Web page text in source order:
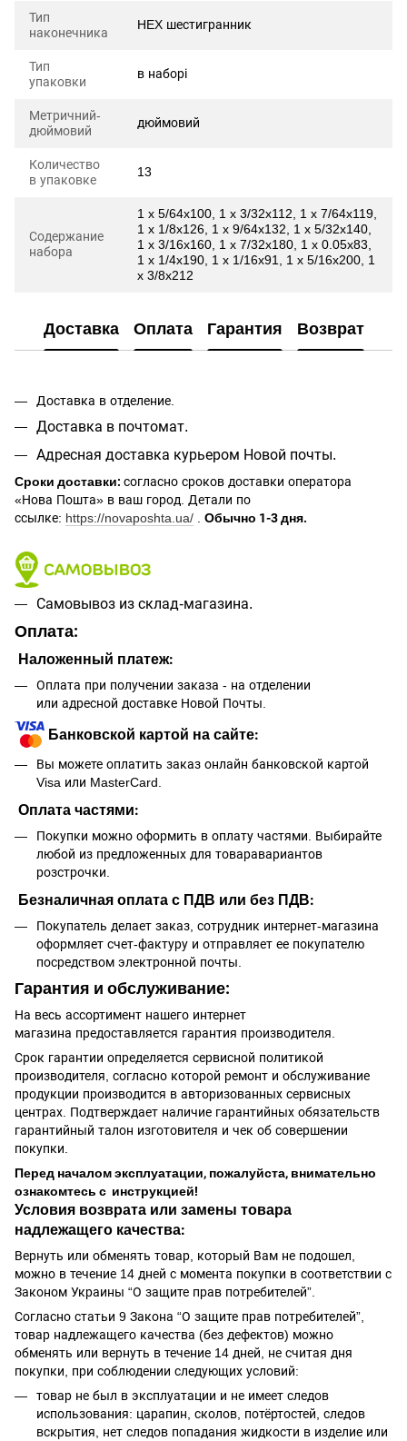
Тип
наконечника
HEX шестигранник
Тип
упаковки
в наборі
Метричний-
дюймовий
дюймовий
Количество
в упаковке
13
Содержание
набора
1 x 5/64x100, 1 x 3/32x112, 1 x 7/64x119,
1 x 1/8x126, 1 x 9/64x132, 1 x 5/32x140,
1 x 3/16x160, 1 x 7/32x180, 1 x 0.05x83,
1 x 1/4x190, 1 x 1/16x91, 1 x 5/16x200, 1
x 3/8x212
Доставка Оплата Гарантия Возврат
Доставка в отделение.
Доставка в почтомат.
Адресная доставка курьером Новой почты.
Сроки доставки: согласно сроков доставки оператора
«Нова Пошта» в ваш город. Детали по
ссылке: https://novaposhta.ua/ Обычно 1-3 дня.
Самовывоз из склад-магазина.
Оплата:
Наложенный платеж:
Оплата при получении заказа - на отделении
или адресной доставке Новой Почты.
Банковской картой на сайте:
Вы можете оплатить заказ онлайн банковской картой
Visa или MasterCard.
Оплата частями:
Покупки можно оформить в оплату частями. Выбирайте
любой из предложенных для товаравариантов
розстрочки.
Безналичная оплата с ПДВ или без ПДВ:
Покупатель делает заказ, сотрудник интернет-магазина
оформляет счет-фактуру и отправляет ее покупателю
посредством электронной почты.
Гарантия и обслуживание:
На весь ассортимент нашего интернет
магазина предоставляется гарантия производителя.
Срок гарантии определяется сервисной политикой
производителя, согласно которой ремонт и обслуживание
продукции производится в авторизованных сервисных
центрах. Подтверждает наличие гарантийных обязательств
гарантийный талон изготовителя и чек об совершении
покупки.
Перед началом эксплуатации, пожалуйста, внимательно
ознакомтесь с инструкцией!
Условия возврата или замены товара
надлежащего качества:
Вернуть или обменять товар, который Вам не подошел,
можно в течение 14 дней с момента покупки в соответствии с
Законом Украины “О защите прав потребителей”.
Согласно статьи 9 Закона “О защите прав потребителей”,
товар надлежащего качества (без дефектов) можно
обменять или вернуть в течение 14 дней, не считая дня
покупки, при соблюдении следующих условий:
товар не был в эксплуатации и не имеет следов
использования: царапин, сколов, потёртостей, следов
вскрытия, нет следов попадания жидкости в изделие или